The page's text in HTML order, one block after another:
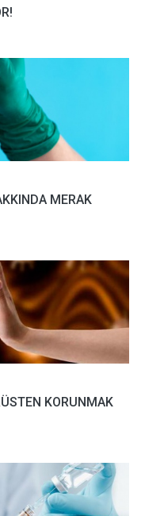
MERAK
KORUNMAK